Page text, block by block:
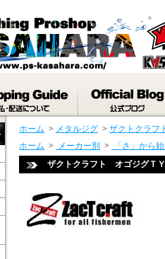
ホーム > メタルジグ > ザクトクラフ
ホーム > メーカー別 > 「さ」から
ザクトクラフト オゴジグＴ